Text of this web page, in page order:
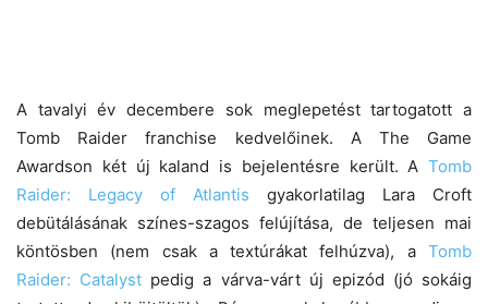
A tavalyi év decembere sok meglepetést tartogatott a
Tomb Raider franchise kedvelőinek. A The Game
Awardson két új kaland is bejelentésre került. A Tomb
Raider: Legacy of Atlantis gyakorlatilag Lara Croft
debütálásának színes-szagos felújítása, de teljesen mai
köntösben (nem csak a textúrákat felhúzva), a Tomb
Raider: Catalyst pedig a várva-várt új epizód (jó sokáig